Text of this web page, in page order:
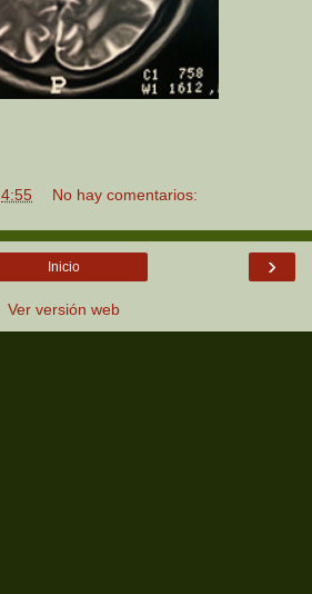
4:55 No hay comentarios:
›
Inicio
Ver versión web